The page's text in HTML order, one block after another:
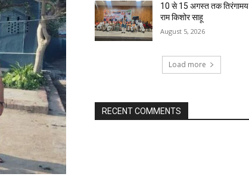
10 से 15 अगस्त तक तिरंगामय
राम किशोर साहू
August 5, 2026
Load more
RECENT COMMENTS